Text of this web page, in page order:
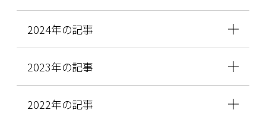
2024年の記事
2023年の記事
2022年の記事